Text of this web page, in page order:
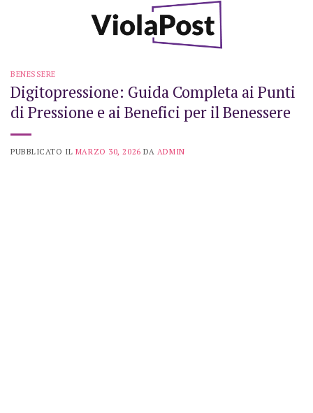
BENESSERE
Digitopressione: Guida Completa ai Punti
di Pressione e ai Benefici per il Benessere
PUBBLICATO IL MARZO 30, 2026 DA ADMIN